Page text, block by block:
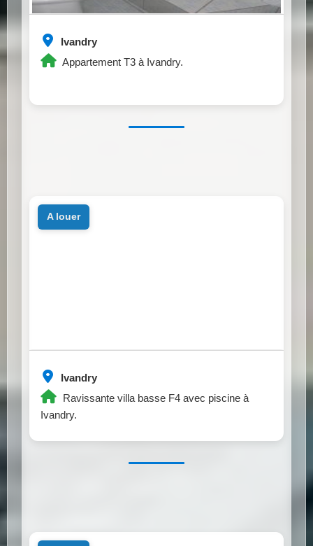
Ivandry
Appartement T3 à Ivandry.
Ivandry
Ravissante villa basse F4 avec piscine à
Ivandry.
a louer